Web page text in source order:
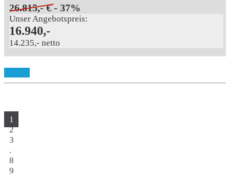
26.815,- € - 37%
Unser Angebotspreis:
16.940,-
14.235,- netto
1
2
3
.
8
9